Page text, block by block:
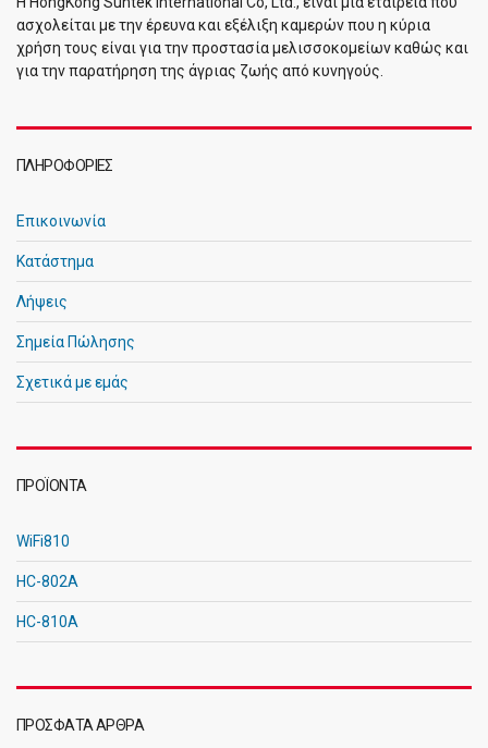
ασχολείται με την έρευνα και εξέλιξη καμερών που η κύρια
χρήση τους είναι για την προστασία μελισσοκομείων καθώς και
για την παρατήρηση της άγριας ζωής από κυνηγούς.
ΠΛΗΡΟΦΟΡΊΕΣ
Επικοινωνία
Κατάστημα
Λήψεις
Σημεία Πώλησης
Σχετικά με εμάς
ΠΡΟΪΌΝΤΑ
WiFi810
HC-802A
HC-810A
ΠΡΌΣΦΑΤΑ ΆΡΘΡΑ